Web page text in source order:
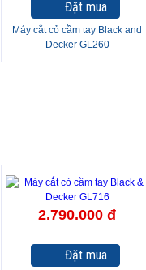
Đặt mua
Máy cắt cỏ cầm tay Black and
Decker GL260
2.790.000 đ
Đặt mua